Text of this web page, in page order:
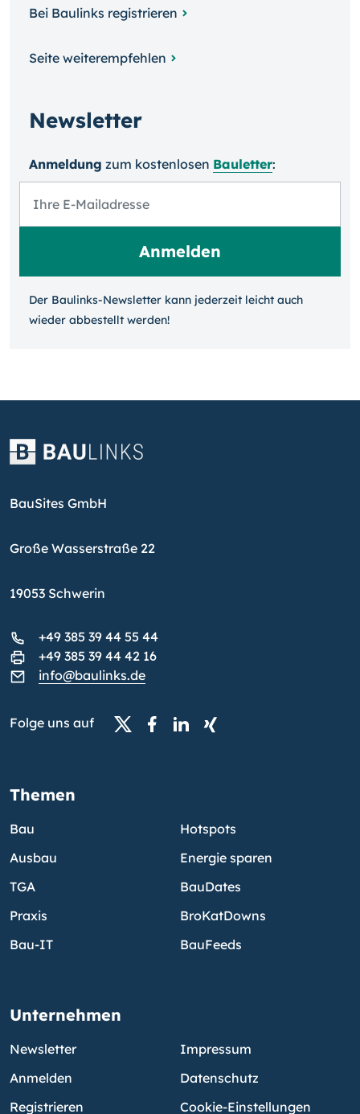
Bei Baulinks registrieren
Seite weiterempfehlen
Newsletter
Anmeldung zum kosten­losen Bauletter:
Der Baulinks-Newsletter kann jeder­zeit leicht auch
wieder ab­bestellt werden!
BauSites GmbH
Große Wasserstraße 22
19053 Schwerin
+49 385 39 44 55 44
+49 385 39 44 42 16
info@baulinks.de
Folge uns auf
Themen
Bau
Ausbau
TGA
Praxis
Bau-IT
Hotspots
Energie sparen
BauDates
BroKatDowns
BauFeeds
Unternehmen
Newsletter
Anmelden
Registrieren
Impressum
Datenschutz
Cookie-Einstellungen